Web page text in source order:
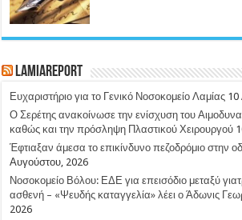
LamiaReport
Ευχαριστήριο για το Γενικό Νοσοκομείο Λαμίας 10
Ο Σερέτης ανακοίνωσε την ενίσχυση του
καθώς και την πρόσληψη Πλαστικού Χειρουργού
Έφτιαξαν άμεσα το επικίνδυνο πεζοδρόμιο στην
Αυγούστου, 2026
Νοσοκομείο Βόλου: ΕΔΕ για επεισόδιο μεταξύ
ασθενή – «Ψευδής καταγγελία» λέει ο Άδωνις
2026